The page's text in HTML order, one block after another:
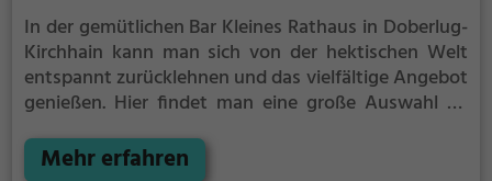
In der gemütlichen Bar Kleines Rathaus in Doberlug-
Kirchhain kann man sich von der hektischen Welt
entspannt zurücklehnen und das vielfältige Angebot
genießen. Hier findet man eine große Auswahl an
vegane Speisen. Die Bar besticht durch ihr
Mehr erfahren